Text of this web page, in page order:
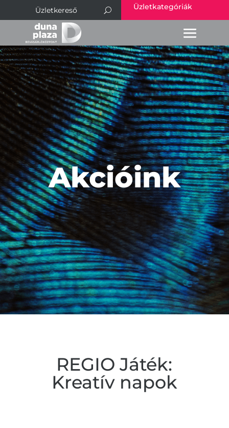
Üzletkategóriák
Akcióink
REGIO Játék:
Kreatív napok